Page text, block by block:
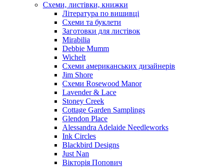
Схеми, листівки, книжки
Література по вишивці
Схеми та буклети
Заготовки для листівок
Mirabilia
Debbie Mumm
Wichelt
Схеми американських дизайнерів
Jim Shore
Cхеми Rosewood Manor
Lavender & Lace
Stoney Creek
Cottage Garden Samplings
Glendon Place
Alessandra Adelaide Needleworks
Ink Circles
Blackbird Designs
Just Nan
Вікторія Попович